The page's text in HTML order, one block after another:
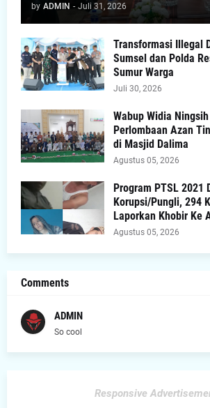
by ADMIN - Juli 31, 2026
Transformasi Illegal
Sumsel dan Polda
Sumur Warga
Juli 30, 2026
Wabup Widia
Perlombaan Azan
di Masjid Dalima
Agustus 05, 2026
Program PTSL 2021
Korupsi/Pungli, 294
Laporkan Khobir Ke
Agustus 05, 2026
Comments
ADMIN
So cool
Responsive